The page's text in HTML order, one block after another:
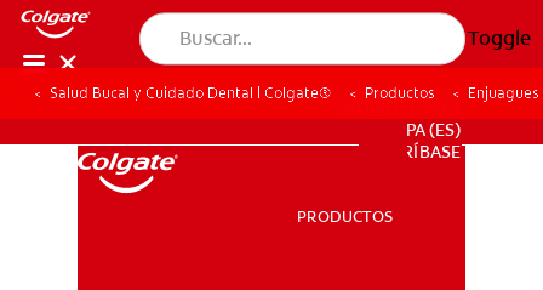
Toggle
PA (ES)
SUSCRÍBASE
PRODUCTOS
Salud Bucal y Cuidado Dental | Colgate® Productos